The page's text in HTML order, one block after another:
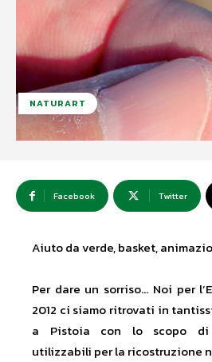
NATURART
Facebook Twitter
Aiuto da verde, basket,
Per dare un sorriso… Noi per
2012 ci siamo ritrovati in
a Pistoia con lo scopo di
utilizzabili per la ricostruzione